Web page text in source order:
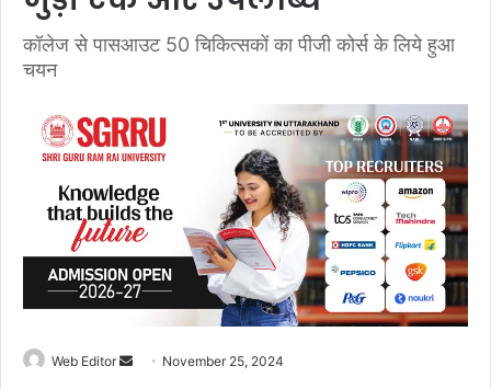
कॉलेज से पासआउट 50 चिकित्सकों का पीजी कोर्स के लिये हुआ
चयन
Web Editor November 25, 2024